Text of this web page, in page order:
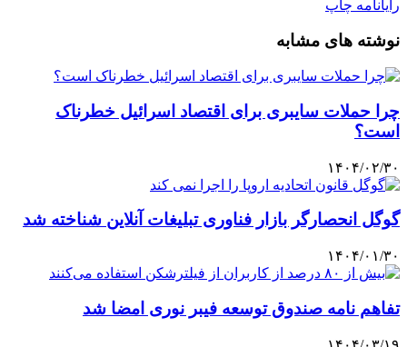
رایانامه چاپ
نوشته های مشابه
چرا حملات سایبری برای اقتصاد اسرائیل خطرناک
است؟
۱۴۰۴/۰۲/۳۰
گوگل انحصارگر بازار فناوری تبلیغات آنلاین شناخته شد
۱۴۰۴/۰۱/۳۰
تفاهم نامه صندوق توسعه فیبر نوری امضا شد